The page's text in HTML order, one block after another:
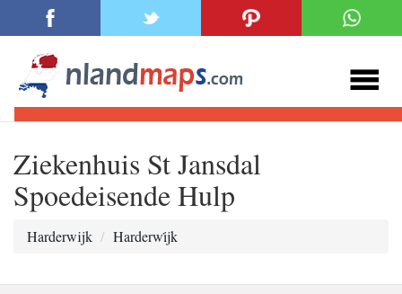
Ziekenhuis St Jansdal
Spoedeisende Hulp
Harderwijk Harderwi̇jk